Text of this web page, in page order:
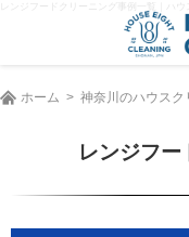
レンジフードクリーニング事例一覧｜ハウ
ホーム 神奈川のハウスク
レンジフ